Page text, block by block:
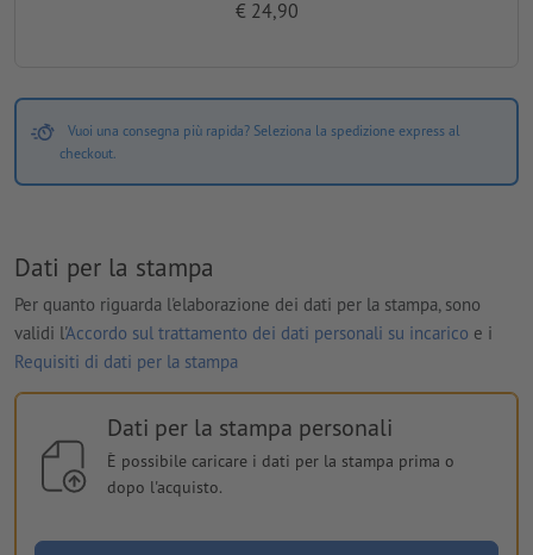
€ 24,90
Vuoi una consegna più rapida? Seleziona la spedizione express al
checkout.
Dati per la stampa
Per quanto riguarda l'elaborazione dei dati per la stampa, sono
validi l'Accordo sul trattamento dei dati personali su incarico e i
Requisiti di dati per la stampa
Dati per la stampa personali
È possibile caricare i dati per la stampa prima o
dopo l'acquisto.